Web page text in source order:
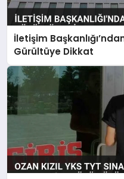
İletişim
Gürültüye Dikkat